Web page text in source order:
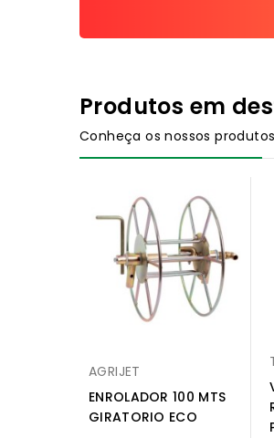
Produtos em
Conheça os nossos
AGRIJET
ENROLADOR 100 MTS
GIRATORIO ECO